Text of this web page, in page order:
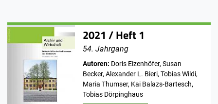
2021 / Heft 1
54. Jahrgang
Autoren: Doris Eizenhöfer, Susan
Becker, Alexander L. Bieri, Tobias Wildi,
Maria Thumser, Kai Balazs-Bartesch,
Tobias Dörpinghaus